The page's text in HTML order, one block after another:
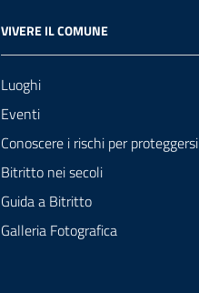
VIVERE IL COMUNE
Luoghi
Eventi
Conoscere i rischi per proteggersi
Bitritto nei secoli
Guida a Bitritto
Galleria Fotografica